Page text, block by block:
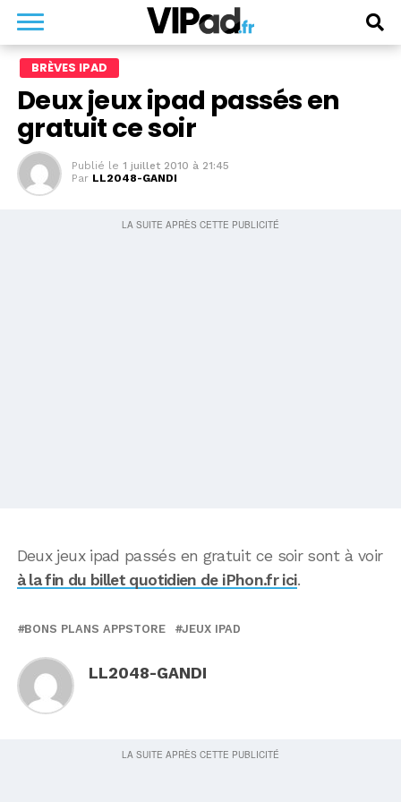
BRÈVES IPAD
Deux jeux ipad passés en
gratuit ce soir
Publié le 1 juillet 2010 à 21:45
Par LL2048-GANDI
Deux jeux ipad passés en gratuit ce soir sont à voir
à la fin du billet quotidien de iPhon.fr ici.
BONS PLANS APPSTORE JEUX IPAD
LL2048-GANDI